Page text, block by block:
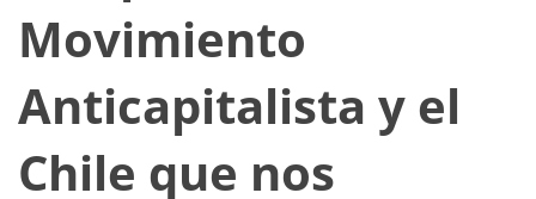
Movimiento
Anticapitalista y el
Chile que nos